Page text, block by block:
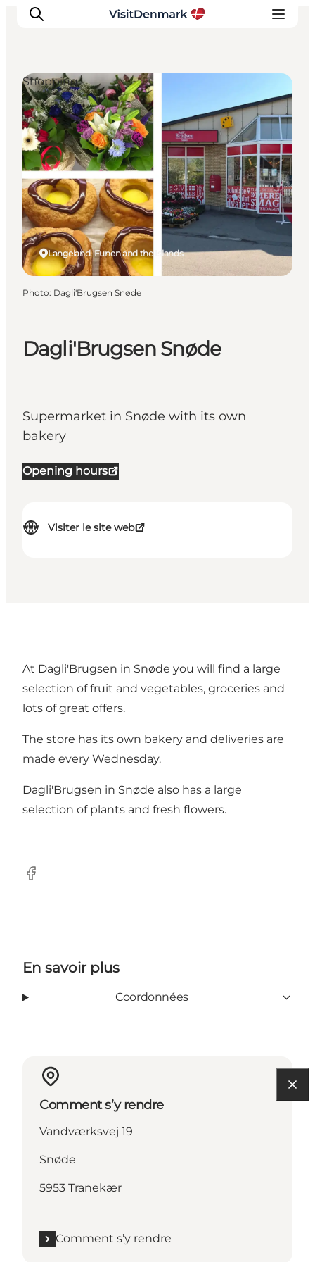
Inspirations
Destinations
Quoi faire
Hébergements
Planifiez votre voyage
Dagli'Brugsen Snøde
Supermarket in Snøde with its own
bakery
Opening hours
Visiter le site web
Langeland, Funen and the Islands
Shopping
Photo: Dagli'Brugsen Snøde
At Dagli'Brugsen in Snøde you will find a large
selection of fruit and vegetables, groceries and
lots of great offers.
The store has its own bakery and deliveries are
made every Wednesday.
Dagli'Brugsen in Snøde also has a large
selection of plants and fresh flowers.
Facebook
En savoir plus
Coordonnées
Comment s’y rendre
Vandværksvej 19
Snøde
5953 Tranekær
Comment s’y rendre